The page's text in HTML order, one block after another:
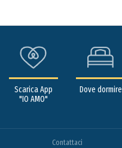
Scarica App
"IO AMO"
Dove dormire
Contattaci